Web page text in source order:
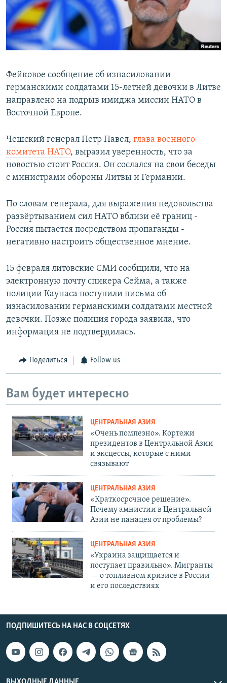
Фейковое сообщение об изнасиловании
германскими солдатами 15-летней девочки в Литве
направлено на подрыв имиджа миссии НАТО в
Восточной Европе.
Чешский генерал Петр Павел, глава военного
комитета НАТО, выразил уверенность, что за
новостью стоит Россия. Он сослался на свои беседы
с министрами обороны Литвы и Германии.
По словам генерала, для выражения недовольства
развёртыванием сил НАТО вблизи её границ -
Россия пытается посредством пропаганды -
негативно настроить общественное мнение.
15 февраля литовские СМИ сообщили, что на
электронную почту спикера Сейма, а также
полиции Каунаса поступили письма об
изнасиловании германскими солдатами местной
девочки. Позже полиция города заявила, что
информация не подтвердилась.
Поделиться Follow us
Вам будет интересно
ЦЕНТРАЛЬНАЯ АЗИЯ
«Очень помпезно». Кортежи
президентов в Центральной Азии
и эксцессы, которые с ними
связывают
ЦЕНТРАЛЬНАЯ АЗИЯ
«Краткосрочное решение».
Почему амнистии в Центральной
Азии не панацея от проблемы?
ЦЕНТРАЛЬНАЯ АЗИЯ
«Украина защищается и
поступает правильно». Мигранты
— о топливном кризисе в России
и его последствиях
ПОДПИШИТЕСЬ НА НАС В СОЦСЕТЯХ